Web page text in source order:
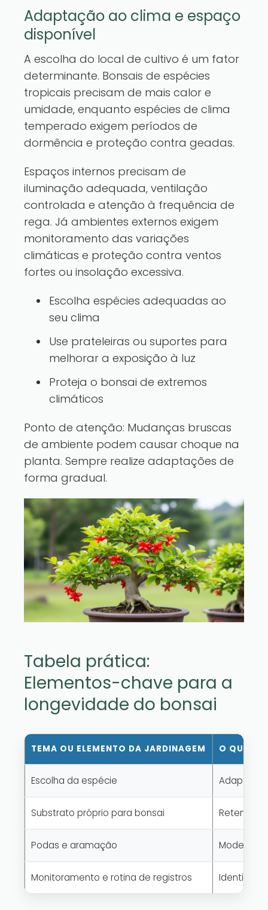
Adaptação ao clima e espaço
disponível
A escolha do local de cultivo é um fator
determinante. Bonsais de espécies
tropicais precisam de mais calor e
umidade, enquanto espécies de clima
temperado exigem períodos de
dormência e proteção contra geadas.
Espaços internos precisam de
iluminação adequada, ventilação
controlada e atenção à frequência de
rega. Já ambientes externos exigem
monitoramento das variações
climáticas e proteção contra ventos
fortes ou insolação excessiva.
Escolha espécies adequadas ao
seu clima
Use prateleiras ou suportes para
melhorar a exposição à luz
Proteja o bonsai de extremos
climáticos
Ponto de atenção: Mudanças bruscas
de ambiente podem causar choque na
planta. Sempre realize adaptações de
forma gradual.
Tabela prática:
Elementos-chave para a
longevidade do bonsai
TEMA OU ELEMENTO DA JARDINAGEM O QUE
Escolha da espécie
Substrato próprio para bonsai Retenção
Podas e aramação
Monitoramento e rotina de registros